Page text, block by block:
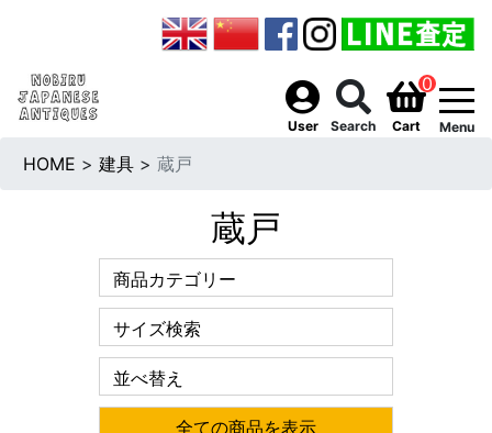
User Search
0
Cart Menu
HOME > 建具 > 蔵戸
蔵戸
商品カテゴリー
サイズ検索
並べ替え
全ての商品を表示